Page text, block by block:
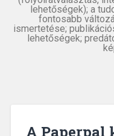
lehetőségek); a
fontosabb
ismertetése;
lehetőségek;
A Paperpal